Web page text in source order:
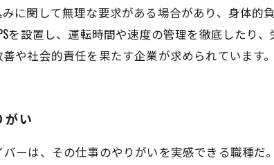
に関して無理な要求がある場合があり、身体
を設置し、運転時間や速度の管理を徹底したり
や社会的責任を果たす企業が求められています。
がい
ーは、その仕事のやりがいを実感できる職種